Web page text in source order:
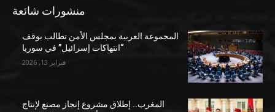
منشورات شائعة
المجموعة العربية بمجلس الأمن تطالب بوقف
“انتهاكات إسرائيل” في سوريا
فبراير 13, 2026
المغرب.. إطلاق مشروع إنجاز مصنع لإنتاج